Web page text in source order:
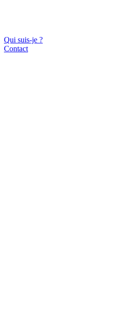
Qui suis-je ?
Contact